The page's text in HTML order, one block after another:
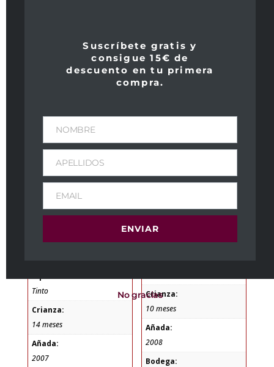
Flor de Pingus
2007
€ IVA Incl
Peso
Dimensiones
Tinto
Crianza:
14 meses
Añada:
2007
Losada 2008
12,45€ IVA Incl
1,4 kg
Dimensiones
11 × 11 × 40 cm
Crianza:
10 meses
Añada:
2008
Bodega:
Suscríbete gratis y
consigue 15€ de
descuento en tu primera
compra.
NOMBRE
APELLIDOS
EMAIL
ENVIAR
No gracias